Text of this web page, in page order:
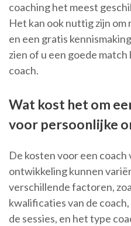
coaching het meest
Het kan ook nuttig zijn
en een gratis
zien of u een goede
coach.
Wat kost het om
voor persoonlijke
De kosten voor een
ontwikkeling kunnen
verschillende factoren,
kwalificaties van de
de sessies, en het type